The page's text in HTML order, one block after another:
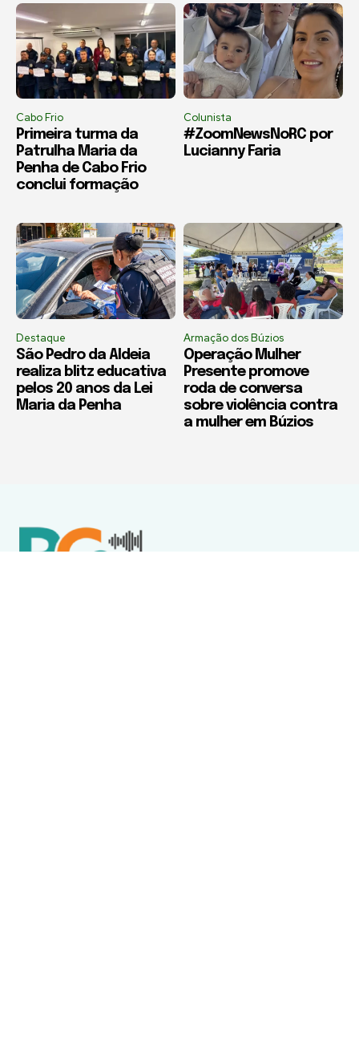
Cabo Frio
Primeira turma da
Patrulha Maria da
Penha de Cabo Frio
conclui formação
Colunista
#ZoomNewsNoRC por
Lucianny Faria
Destaque
São Pedro da Aldeia
realiza blitz educativa
pelos 20 anos da Lei
Maria da Penha
Armação dos Búzios
Operação Mulher
Presente promove
roda de conversa
sobre violência contra
a mulher em Búzios